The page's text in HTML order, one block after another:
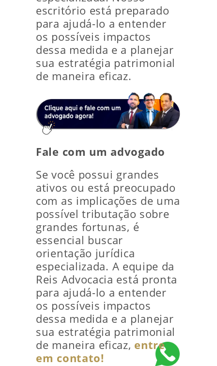
escritório está preparado
para ajudá-lo a entender
os possíveis impactos
dessa medida e a planejar
sua estratégia patrimonial
de maneira eficaz.
Fale com um advogado
Se você possui grandes
ativos ou está preocupado
com as implicações de uma
possível tributação sobre
grandes fortunas, é
essencial buscar
orientação jurídica
especializada. A equipe da
Reis Advocacia está pronta
para ajudá-lo a entender
os possíveis impactos
dessa medida e a planejar
sua estratégia patrimonial
de maneira eficaz, entre
em contato!